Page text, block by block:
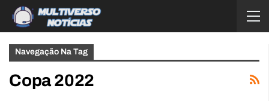
Navegação Na Tag
Copa 2022